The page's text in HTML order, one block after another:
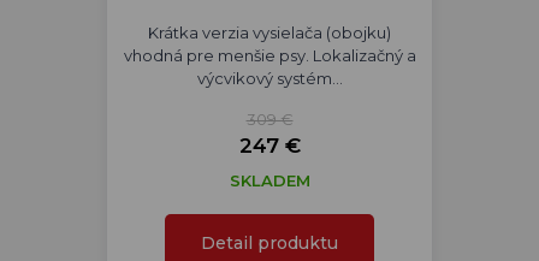
Krátka verzia vysielača (obojku)
vhodná pre menšie psy. Lokalizačný a
výcvikový systém…
309 €
247 €
SKLADEM
Detail produktu